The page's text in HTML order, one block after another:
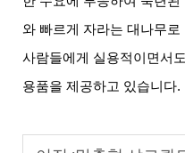
와 빠르게 자라는 대나무
사람들에게 실용적이면서
용품을 제공하고 있습니다.